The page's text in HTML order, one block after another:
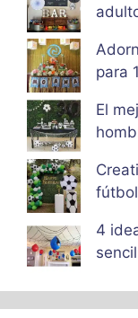
para
El
4